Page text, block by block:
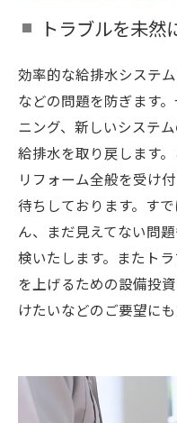
トラブルを未然
効率的な給排水システ
などの問題を防ぎます
ニング、新しいシステ
給排水を取り戻します
リフォーム全般を受け
待ちしております。す
ん、まだ見えてない問
検いたします。またト
を上げるための設備投
けたいなどのご要望にも